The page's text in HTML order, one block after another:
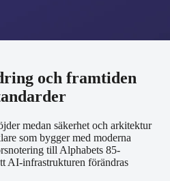
och framtiden
medan säkerhet och arkitektur
som bygger med moderna
till Alphabets 85-
AI-infrastrukturen förändras